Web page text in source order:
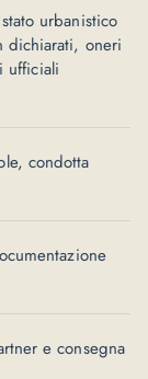
urbanistico
dichiarati, oneri
ufficiali
condotta
e consegna